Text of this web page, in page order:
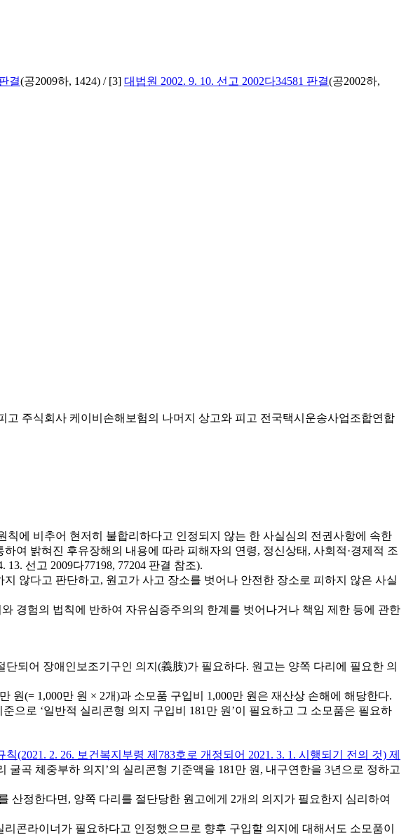
결(공2009하, 1424) / [3] 대법원 2002. 9. 10. 선고 2002다34581 판결(공2002하,
주식회사 케이비손해보험의 나머지 상고와 피고 전국택시운송사업조합연합
에 비추어 현저히 불합리하다고 인정되지 않는 한 사실심의 전권사항에 속한
여 밝혀진 후유장해의 내용에 따라 피해자의 연령, 정신상태, 사회적·경제적 조
선고 2009다77198, 77204 판결 참조).
않다고 판단하고, 원고가 사고 장소를 벗어나 안전한 장소로 피하지 않은 사실
경험의 법칙에 반하여 자유심증주의의 한계를 벗어나거나 책임 제한 등에 관한
되어 장애인보조기구인 의지(義肢)가 필요하다. 원고는 양쪽 다리에 필요한 의
원(= 1,000만 원 × 2개)과 소모품 구입비 1,000만 원은 재산상 손해에 해당한다.
으로 ‘일반적 실리콘형 의지 구입비 181만 원’이 필요하고 그 소모품은 필요하
(2021. 2. 26. 보건복지부령 제783호로 개정되어 2021. 3. 1. 시행되기 전의 것) 제
곡 체중부하 의지’의 실리콘형 기준액을 181만 원, 내구연한을 3년으로 정하고
산정한다면, 양쪽 다리를 절단당한 원고에게 2개의 의지가 필요한지 심리하여
콘라이너가 필요하다고 인정했으므로 향후 구입할 의지에 대해서도 소모품이